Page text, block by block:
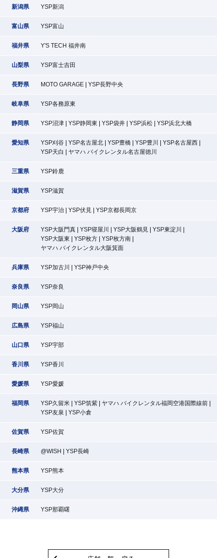
新潟県 YSP新潟
富山県 YSP富山
福井県 Y'S TECH 福井南
山梨県 YSP富士吉田
長野県 MOTO GARAGE YSP長野中央
岐阜県 YSP各務原東
静岡県 YSP沼津 YSP静岡東 YSP袋井 YSP浜松 YSP浜北大橋
愛知県 YSP刈谷 YSP名古屋北 YSP豊橋 YSP豊川
YSP名古屋西
YSP天白
ヤマハ バイクレンタル名古屋徳川
三重県 YSP鈴鹿
滋賀県 YSP滋賀
京都府 YSP宇治 YSP伏見 YSP京都長岡京
大阪府 YSP大阪門真 YSP寝屋川 YSP大阪鶴見
YSP東淀川
YSP大阪東
YSP枚方
YSP枚方南
ヤマハ バイクレンタル大阪箕面
兵庫県 YSP加古川 YSP神戸中央
奈良県 YSP奈良
岡山県 YSP岡山
広島県 YSP福山
山口県 YSP宇部
香川県 YSP香川
愛媛県 YSP愛媛
福岡県 YSP久留米 YSP筑紫
ヤマハ バイクレンタル福岡空港国際線前
YSP友泉
YSP小倉
佐賀県 YSP佐賀
長崎県 @WISH YSP長崎
熊本県 YSP熊本
大分県 YSP大分
沖縄県 YSP那覇曙